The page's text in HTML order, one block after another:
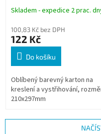
Skladem - expedice 2 prac.
100,83 Kč bez DPH
122 Kč
Do košíku
Oblíbený barevný karton na
kreslení a vystřihování,
210x297mm